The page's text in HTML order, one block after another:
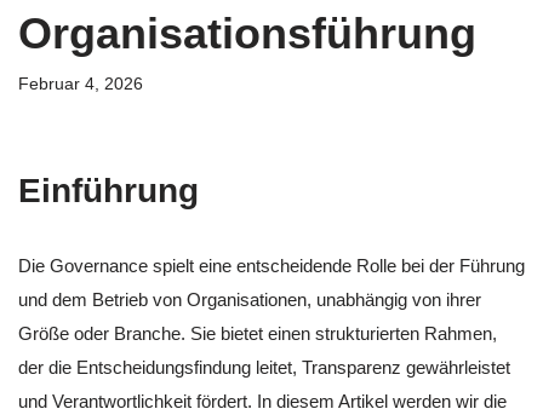
Organisationsführung
Februar 4, 2026
Einführung
Die Governance spielt eine entscheidende Rolle bei der Führung
und dem Betrieb von Organisationen, unabhängig von ihrer
Größe oder Branche. Sie bietet einen strukturierten Rahmen,
der die Entscheidungsfindung leitet, Transparenz gewährleistet
und Verantwortlichkeit fördert. In diesem Artikel werden wir die